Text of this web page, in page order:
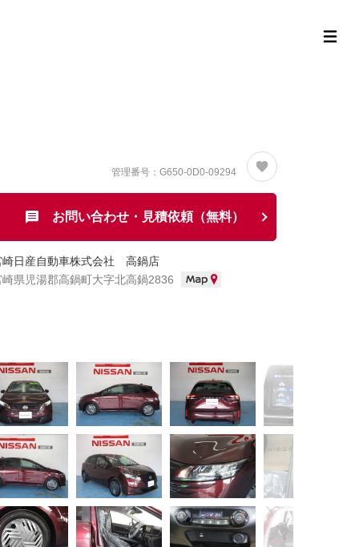
管理番号：G650-0D0-09294
お問い合わせ・見積依頼（無料）
崎日産自動車株式会社 高鍋店
崎県児湯郡高鍋町大字北高鍋2836